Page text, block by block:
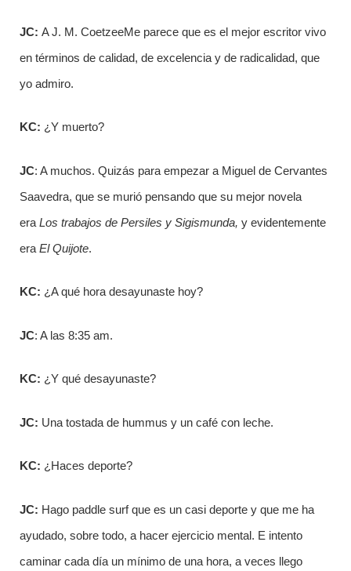
JC: A J. M. CoetzeeMe parece que es el mejor escritor vivo
en términos de calidad, de excelencia y de radicalidad, que
yo admiro.
KC: ¿Y muerto?
JC: A muchos. Quizás para empezar a Miguel de Cervantes
Saavedra, que se murió pensando que su mejor novela
era Los trabajos de Persiles y Sigismunda, y evidentemente
era El Quijote.
KC: ¿A qué hora desayunaste hoy?
JC: A las 8:35 am.
KC: ¿Y qué desayunaste?
JC: Una tostada de hummus y un café con leche.
KC: ¿Haces deporte?
JC: Hago paddle surf que es un casi deporte y que me ha
ayudado, sobre todo, a hacer ejercicio mental. E intento
caminar cada día un mínimo de una hora, a veces llego